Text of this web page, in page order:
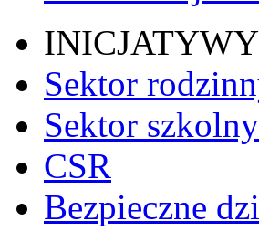
INICJATYWY
Sektor
Sektor szkolny
CSR
Bezpieczne